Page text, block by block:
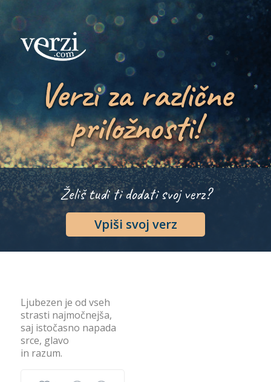
Verzi za različne
priložnosti!
Želiš tudi ti dodati svoj verz?
Vpiši svoj verz
Ljubezen je od vseh
strasti najmočnejša,
saj istočasno napada
srce, glavo
in razum.